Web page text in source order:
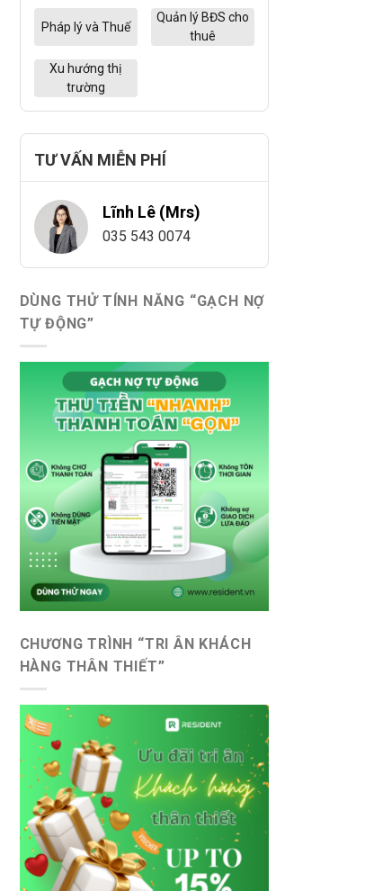
Pháp lý và Thuế
Quản lý BĐS cho
thuê
Xu hướng thị
trường
TƯ VẤN MIỄN PHÍ
Lĩnh Lê (Mrs)
035 543 0074
DÙNG THỬ TÍNH NĂNG “GẠCH NỢ
TỰ ĐỘNG”
CHƯƠNG TRÌNH “TRI ÂN KHÁCH
HÀNG THÂN THIẾT”